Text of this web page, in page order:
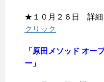
★１０月２６日 詳
クリック
「原田メソッド オー
ー」